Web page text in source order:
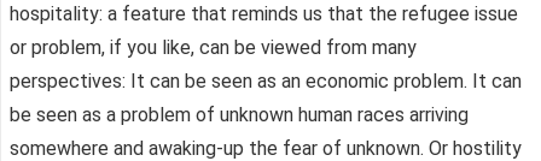
hospitality: a feature that reminds us that the refugee issue
or problem, if you like, can be viewed from many
perspectives: It can be seen as an economic problem. It can
be seen as a problem of unknown human races arriving
somewhere and awaking-up the fear of unknown. Or hostility